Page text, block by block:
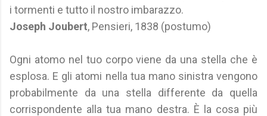
i tormenti e tutto il nostro imbarazzo.
Joseph Joubert, Pensieri, 1838 (postumo)
Ogni atomo nel tuo corpo viene da una stella che è
esplosa. E gli atomi nella tua mano sinistra vengono
probabilmente da una stella differente da quella
corrispondente alla tua mano destra. È la cosa più